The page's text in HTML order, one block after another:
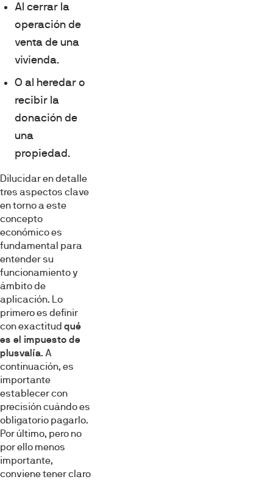
Al cerrar la
operación de
venta de una
vivienda.
O al heredar o
recibir la
donación de
una
propiedad.
Dilucidar en detalle
tres aspectos clave
en torno a este
concepto
económico es
fundamental para
entender su
funcionamiento y
ámbito de
aplicación. Lo
primero es definir
con exactitud qué
es el impuesto de
plusvalía. A
continuación, es
importante
establecer con
precisión cuándo es
obligatorio pagarlo.
Por último, pero no
por ello menos
importante,
conviene tener claro